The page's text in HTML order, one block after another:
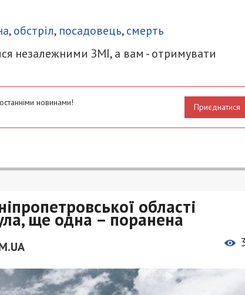
,обстріл, посадовець,смерть
незалежними ЗМІ, а вам - отримувати
новинами! Приєднатися
області
ще одна – поранена